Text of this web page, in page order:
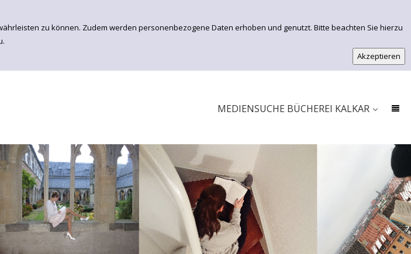
zu können. Zudem werden personenbezogene Daten erhoben und genutzt. Bitte beachten Sie hierzu
EINFACHE SUCHE
ERWEITERTE SUCHE
MEDIENSUCHE BÜCHEREI KALKAR